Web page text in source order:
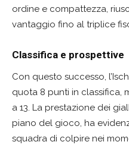
ordine e compattezza,
vantaggio fino al triplice
Classifica e prospettive
Con questo successo,
quota 8 punti in classifica,
a 13. La prestazione dei
piano del gioco, ha
squadra di colpire nei